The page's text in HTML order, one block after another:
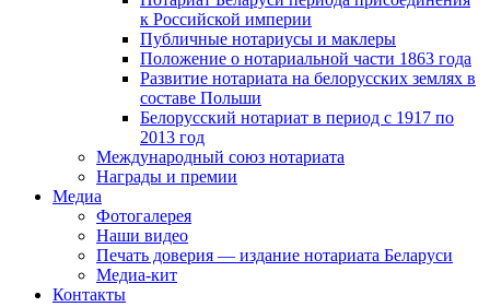
к Российской империи
Публичные нотариусы и маклеры
Положение о нотариальной части 1863 года
Развитие нотариата на белорусских землях в
составе Польши
Белорусский нотариат в период с 1917 по
2013 год
Международный союз нотариата
Награды и премии
Медиа
Фотогалерея
Наши видео
Печать доверия — издание нотариата Беларуси
Медиа-кит
Контакты